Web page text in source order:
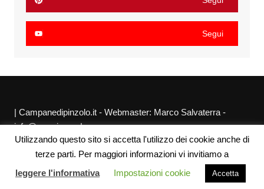
Segui
| Campanedipinzolo.it - Webmaster: Marco Salvaterra -
info@agraria.org |
Chi siamo Privacy Policy Sitemap Link utili
Utilizzando questo sito si accetta l'utilizzo dei cookie anche di
terze parti. Per maggiori informazioni vi invitiamo a
leggere l'informativa
Impostazioni cookie Accetta